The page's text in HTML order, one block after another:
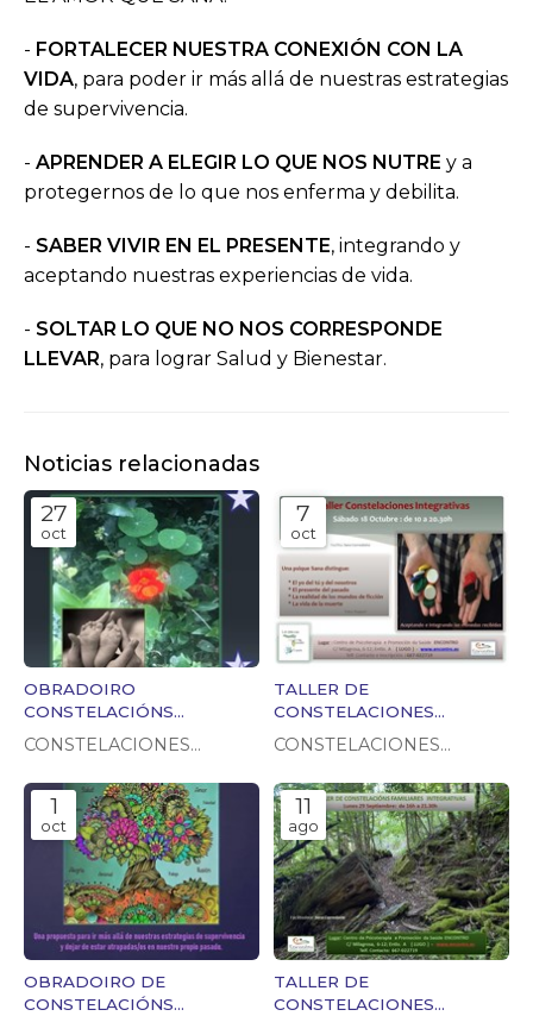
- FORTALECER NUESTRA CONEXIÓN CON LA
VIDA, para poder ir más allá de nuestras estrategias
de supervivencia.
- APRENDER A ELEGIR LO QUE NOS NUTRE y a
protegernos de lo que nos enferma y debilita.
- SABER VIVIR EN EL PRESENTE, integrando y
aceptando nuestras experiencias de vida.
- SOLTAR LO QUE NO NOS CORRESPONDE
LLEVAR, para lograr Salud y Bienestar.
Noticias relacionadas
27
oct
OBRADOIRO
CONSTELACIÓNS
FAMILIARES 10 DE
NOVEMBRO EN Encontro,
LUGO
CONSTELACIONES
7
oct
TALLER DE
CONSTELACIONES
INTEGRATIVAS 18 DE
OCTUBRE
CONSTELACIONES
1
oct
OBRADOIRO DE
CONSTELACIÓNS
11
ago
TALLER DE
CONSTELACIONES